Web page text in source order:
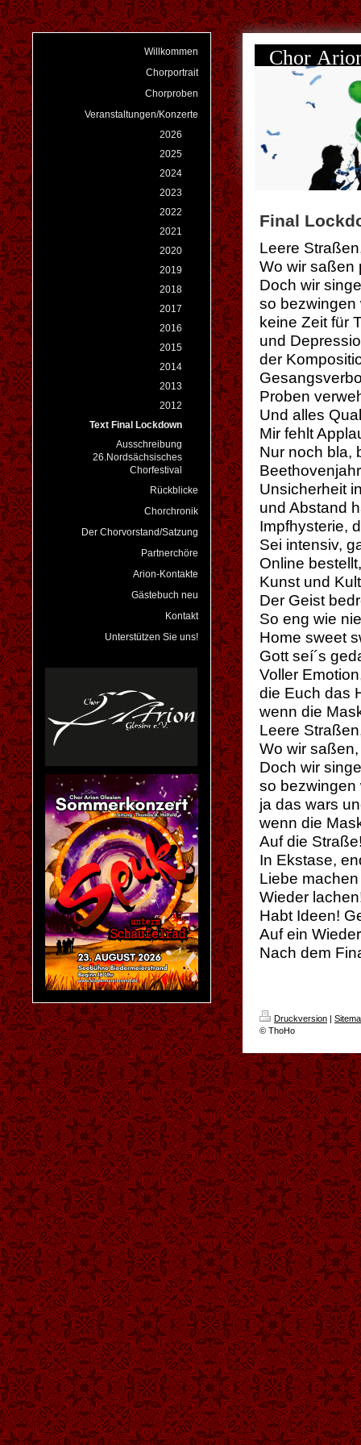
Willkommen
Chorportrait
Chorproben
Veranstaltungen/Konzerte
2026
2025
2024
2023
2022
2021
2020
2019
2018
2017
2016
2015
2014
2013
2012
Text Final Lockdown
Ausschreibung
26.Nordsächsisches
Chorfestival
Rückblicke
Chorchronik
Der Chorvorstand/Satzung
Partnerchöre
Arion-Kontakte
Gästebuch neu
Kontakt
Unterstützen Sie uns!
Chor
Final
Leere
Wo wir saßen
Doch wir
so bezwingen
keine Zeit für
und
der
Proben
Und alles
Mir fehlt
Nur noch bla,
Unsicherheit
und Abstand
Impfhysterie,
Sei intensiv,
Online
Kunst und
Der Geist
So eng wie
Home sweet
Gott seí´s
Voller
die Euch das
wenn die
Leere
Wo wir
Doch wir
so bezwingen
ja das wars
wenn die
Auf die
In Ekstase,
Liebe
Wieder
Habt Ideen!
Auf ein
Nach dem
Druckversion |
© ThoHo